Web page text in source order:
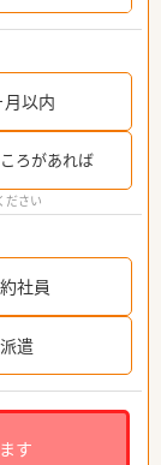
以内
ろがあれば
ださい
社員
派遣
す